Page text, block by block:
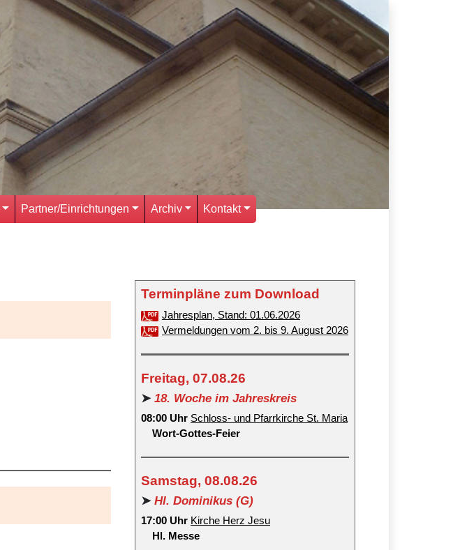
Partner/Einrichtungen Archiv Kontakt
Terminpläne zum Download
Jahresplan, Stand: 01.06.2026
Vermeldungen vom 2. bis 9. August 2026
Freitag, 07.08.26
➤ 18. Woche im Jahreskreis
08:00 Uhr Schloss- und Pfarrkirche St. Maria
Wort-Gottes-Feier
Samstag, 08.08.26
➤ Hl. Dominikus (G)
17:00 Uhr Kirche Herz Jesu
Hl. Messe